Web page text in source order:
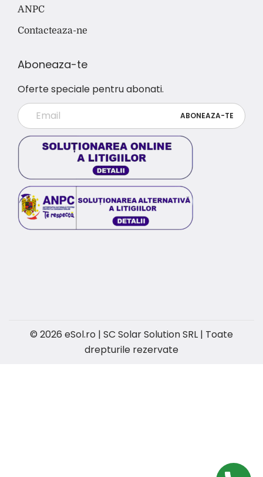
ANPC
Contacteaza-ne
Aboneaza-te
Oferte speciale pentru abonati.
© 2026 eSol.ro | SC Solar Solution SRL | Toate
drepturile rezervate